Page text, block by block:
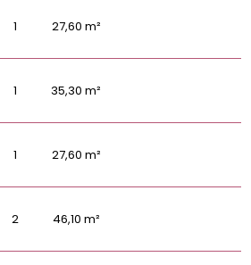
1 27,60 m²
1 35,30 m²
1 27,60 m²
2 46,10 m²